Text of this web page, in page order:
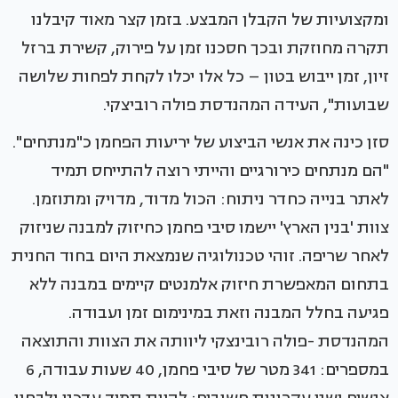
ומקצועיות של הקבלן המבצע. בזמן קצר מאוד קיבלנו
תקרה מחוזקת ובכך חסכנו זמן על פירוק, קשירת ברזל
זיון, זמן ייבוש בטון – כל אלו יכלו לקחת לפחות שלושה
שבועות", העידה המהנדסת פולה רוביצקי.
סזן כינה את אנשי הביצוע של יריעות הפחמן כ"מנתחים".
"הם מנתחים כירורגיים והייתי רוצה להתייחס תמיד
לאתר בנייה כחדר ניתוח: הכול מדוד, מדויק ומתוזמן.
צוות 'בנין הארץ' יישמו סיבי פחמן כחיזוק למבנה שניזוק
לאחר שריפה. זוהי טכנולוגיה שנמצאת היום בחוד החנית
בתחום המאפשרת חיזוק אלמנטים קיימים במבנה ללא
פגיעה בחלל המבנה וזאת במינימום זמן ועבודה.
המהנדסת -פולה רובינצקי ליוותה את הצוות והתוצאה
במספרים: 341 מטר של סיבי פחמן, 40 שעות עבודה, 6